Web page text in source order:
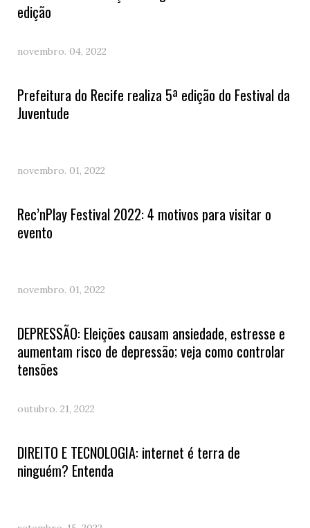
edição
novembro. 04, 2022
Prefeitura do Recife realiza 5ª edição do Festival da
Juventude
novembro. 01, 2022
Rec’nPlay Festival 2022: 4 motivos para visitar o
evento
novembro. 01, 2022
DEPRESSÃO: Eleições causam ansiedade, estresse e
aumentam risco de depressão; veja como controlar
tensões
outubro. 21, 2022
DIREITO E TECNOLOGIA: internet é terra de
ninguém? Entenda